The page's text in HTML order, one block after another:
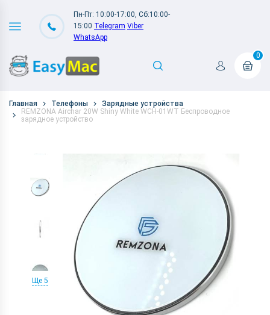
Пн-Пт: 10:00-17:00, Сб:10:00-
15:00 Telegram Viber
WhatsApp
0
Главная Телефоны
Зарядные устройства
REMZONA Airchar 20W Shiny White WCH-01WT Беспроводное
зарядное устройство
Ще 5